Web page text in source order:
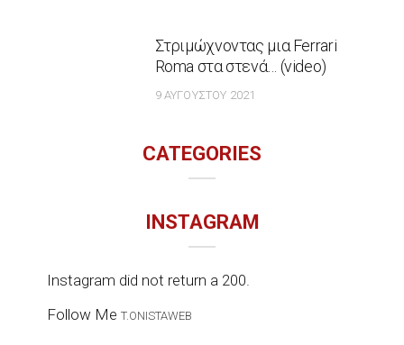
Στριμώχνοντας μια Ferrari
Roma στα στενά… (video)
9 ΑΥΓΟΎΣΤΟΥ 2021
CATEGORIES
INSTAGRAM
Instagram did not return a 200.
Follow Me T.ONISTAWEB